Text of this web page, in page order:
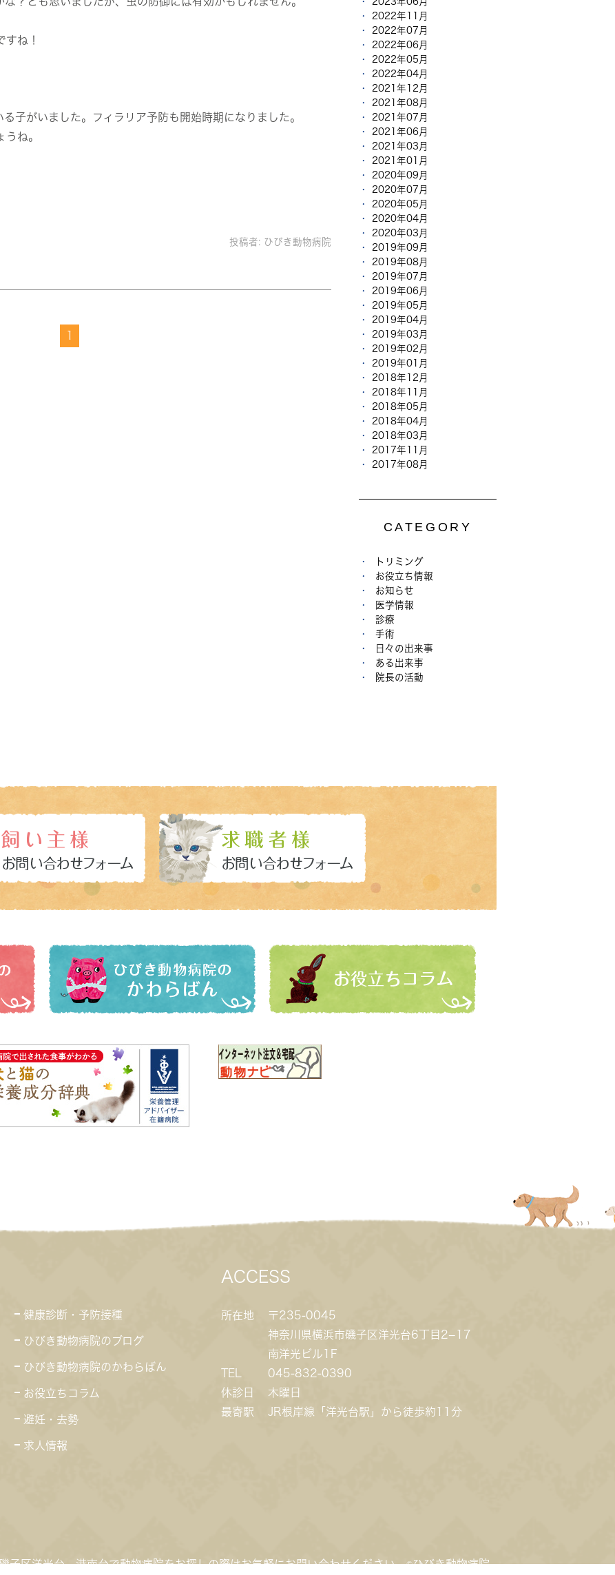
ね！
子がいました。フィラリア予防も開始時期になりました。
ね。
投稿者: ひびき動物病院
1
2022年11月
2022年07月
2022年06月
2022年05月
2022年04月
2021年12月
2021年08月
2021年07月
2021年06月
2021年03月
2021年01月
2020年09月
2020年07月
2020年05月
2020年04月
2020年03月
2019年09月
2019年08月
2019年07月
2019年06月
2019年05月
2019年04月
2019年03月
2019年02月
2019年01月
2018年12月
2018年11月
2018年05月
2018年04月
2018年03月
2017年11月
2017年08月
CATEGORY
トリミング
お役立ち情報
お知らせ
医学情報
診療
手術
日々の出来事
ある出来事
院長の活動
健康診断・予防接種
ひびき動物病院のブログ
ひびき動物病院のかわらばん
お役立ちコラム
避妊・去勢
求人情報
ACCESS
所在地
〒235-0045
神奈川県横浜市磯子区洋光台6丁目2−17
南洋光ビル1F
TEL
045-832-0390
休診日
木曜日
最寄駅
JR根岸線「洋光台駅」から徒歩約11分
子区洋光台、港南台で動物病院をお探しの際はお気軽にお問い合わせください。©ひびき動物病院